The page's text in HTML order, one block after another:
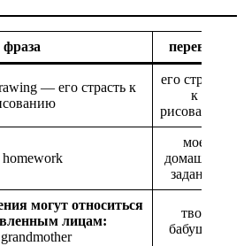
фраза перевод
— его страсть к
его страсть
к
рисованию
мое
домашнее
задание
могут относиться
лицам:
твоя
бабушка